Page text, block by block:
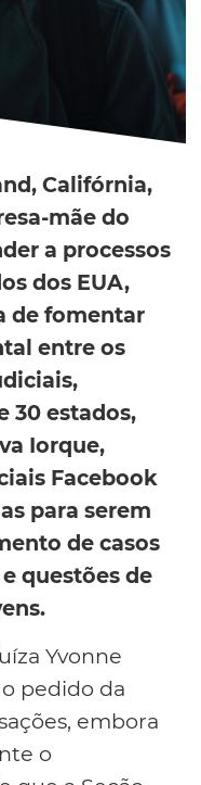
Califórnia,
mãe do
a processos
dos EUA,
de fomentar
entre os
30 estados,
Iorque,
Facebook
para serem
de casos
questões de
Yvonne
pedido da
embora
o